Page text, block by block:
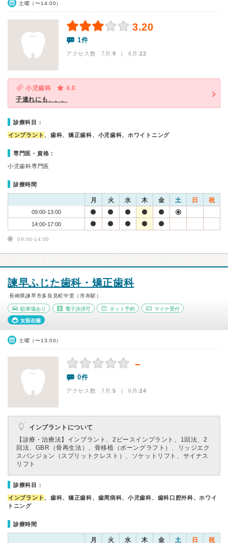
土曜（〜14:00）
3.20
1件
アクセス数 7月:9 | 6月:22
小児歯科
4.0
子連れにも、、、
診療科目：
インプラント 、歯科、矯正歯科、小児歯科、ホワイトニング
専門医・資格：
小児歯科専門医
診療時間
月 火 水 木 金 土 日 祝
09:00-13:00
14:00-17:00
09:00-14:00
諫早ふじた歯科・矯正歯科
長崎県諫早市多良見町中里（市布駅）
駐車場あり 電子決済可 ネット予約 マイナ受付
女医在籍
土曜（〜13:00）
－
0件
アクセス数 7月:5 | 6月:24
インプラントについて
【診療・治療法】 インプラント、2ピースインプラント、1回法、2
回法、GBR（骨再生法）、骨移植（ボーングラフト）、リッジエク
スパンジョン（スプリットクレスト）、ソケットリフト、サイナス
リフト
診療科目：
インプラント 、歯科、矯正歯科、歯周病科、小児歯科、歯科口腔外科、ホワイ
トニング
診療時間
月 火 水 木 金 土 日 祝